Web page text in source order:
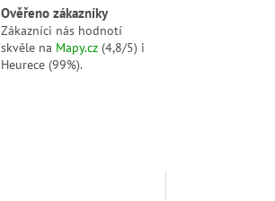
Ověřeno zákazníky
Zákazníci nás hodnotí
skvěle na Mapy.cz (4,8/5) i
Heurece (99%).